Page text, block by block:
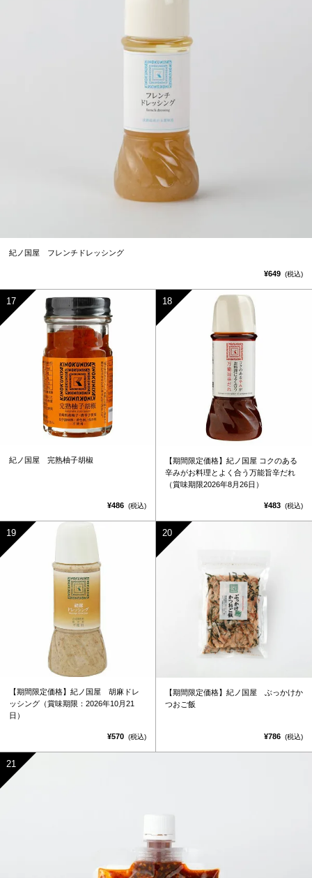
紀ノ国屋 フレンチドレッシング
¥649 (税込)
紀ノ国屋 完熟柚子胡椒
¥486 (税込)
【期間限定価格】紀ノ国屋 コクのある
辛みがお料理とよく合う万能旨辛だれ
（賞味期限2026年8月26日）
¥483 (税込)
【期間限定価格】紀ノ国屋 胡麻ドレ
ッシング（賞味期限：2026年10月21
日）
¥570 (税込)
【期間限定価格】紀ノ国屋 ぶっかけか
つおご飯
¥786 (税込)